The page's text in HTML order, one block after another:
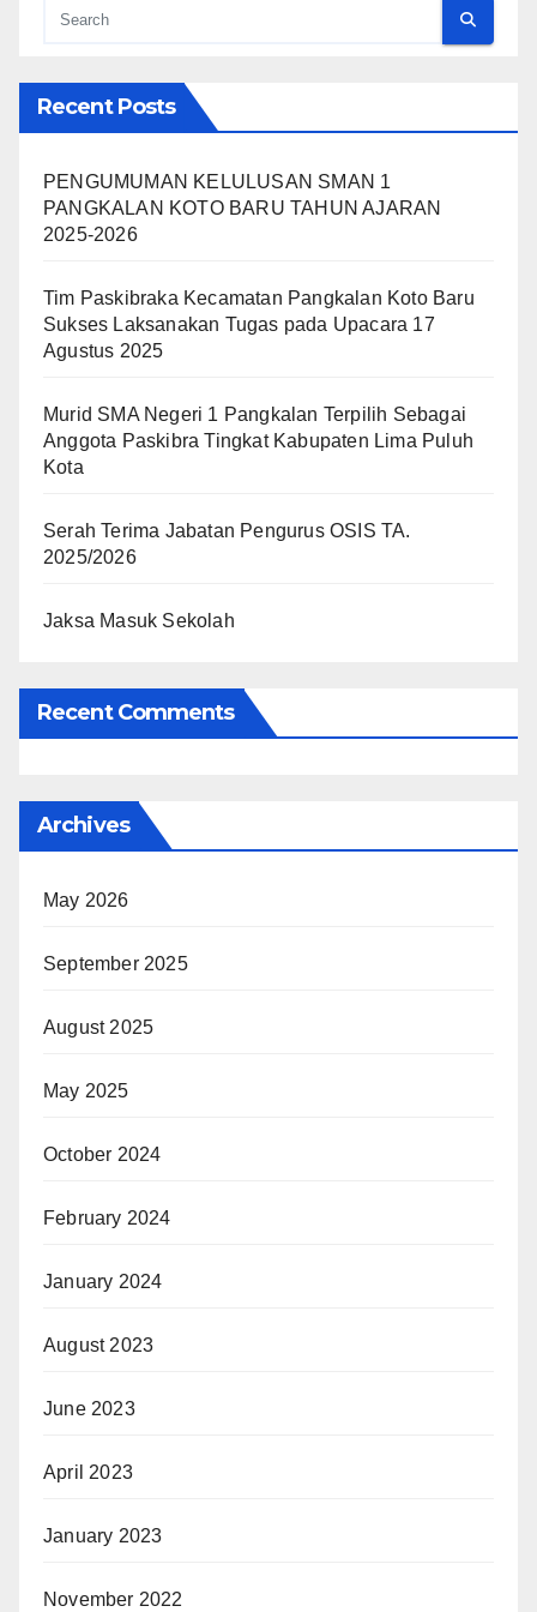
Recent Posts
PENGUMUMAN KELULUSAN SMAN 1
PANGKALAN KOTO BARU TAHUN AJARAN
2025-2026
Tim Paskibraka Kecamatan Pangkalan Koto Baru
Sukses Laksanakan Tugas pada Upacara 17
Agustus 2025
Murid SMA Negeri 1 Pangkalan Terpilih Sebagai
Anggota Paskibra Tingkat Kabupaten Lima Puluh
Kota
Serah Terima Jabatan Pengurus OSIS TA.
2025/2026
Jaksa Masuk Sekolah
Recent Comments
Archives
May 2026
September 2025
August 2025
May 2025
October 2024
February 2024
January 2024
August 2023
June 2023
April 2023
January 2023
November 2022